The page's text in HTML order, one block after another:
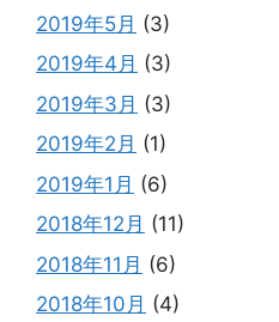
2019年5月 (3)
2019年4月 (3)
2019年3月 (3)
2019年2月 (1)
2019年1月 (6)
2018年12月 (11)
2018年11月 (6)
2018年10月 (4)